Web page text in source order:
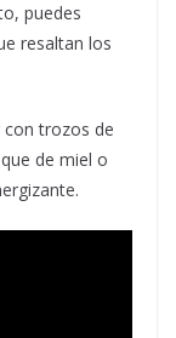
puedes
resaltan los
trozos de
de miel o